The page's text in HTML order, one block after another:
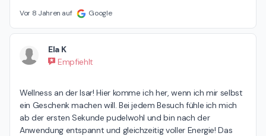
Vor 8 Jahren auf Google
Ela K
Empfiehlt
Wellness an der Isar! Hier komme ich her, wenn ich mir selbst
ein Geschenk machen will. Bei jedem Besuch fühle ich mich
ab der ersten Sekunde pudelwohl und bin nach der
Anwendung entspannt und gleichzeitig voller Energie! Das